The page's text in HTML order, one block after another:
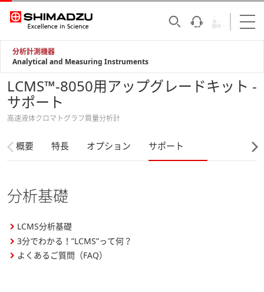
分析計測機器
Analytical and Measuring Instruments
LCMS™-8050用アップグレードキット -
サポート
高速液体クロマトグラフ質量分析計
概要 特長 オプション サポート
分析基礎
LCMS分析基礎
3分でわかる！”LCMS”って何？
よくあるご質問（FAQ）